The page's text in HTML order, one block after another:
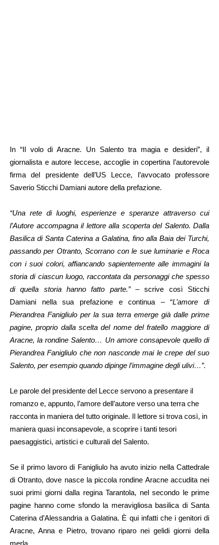
In “Il volo di Aracne. Un Salento tra magia e desideri”, il
giornalista e autore leccese, accoglie in copertina l’autorevole
firma del presidente dell’US Lecce, l’avvocato professore
Saverio Sticchi Damiani autore della prefazione.
“Una rete di luoghi, esperienze e speranze attraverso cui
l’Autore accompagna il lettore alla scoperta del Salento. Dalla
Basilica di Santa Caterina a Galatina, fino alla Baia dei Turchi,
passando per Otranto, Scorrano con le sue luminarie e Roca
con i suoi colori, affiancando sapientemente alle immagini la
storia di ciascun luogo, raccontata da personaggi che spesso
di quella storia hanno fatto parte.”– scrive così Sticchi
Damiani nella sua prefazione e continua – “L’amore di
Pierandrea Fanigliulo per la sua terra emerge già dalle prime
pagine, proprio dalla scelta del nome del fratello maggiore di
Aracne, la rondine Salento… Un amore consapevole quello di
Pierandrea Fanigliulo che non nasconde mai le crepe del suo
Salento, per esempio quando dipinge l’immagine degli ulivi…”.
Le parole del presidente del Lecce servono a presentare il
romanzo e, appunto, l’amore dell’autore verso una terra che
racconta in maniera del tutto originale. Il lettore si trova così, in
maniera quasi inconsapevole, a scoprire i tanti tesori
paesaggistici, artistici e culturali del Salento.
Se il primo lavoro di Fanigliulo ha avuto inizio nella Cattedrale
di Otranto, dove nasce la piccola rondine Aracne accudita nei
suoi primi giorni dalla regina Tarantola, nel secondo le prime
pagine hanno come sfondo la meravigliosa basilica di Santa
Caterina d’Alessandria a Galatina. È qui infatti che i genitori di
Aracne, Anna e Pietro, trovano riparo nei gelidi giorni della
merla.